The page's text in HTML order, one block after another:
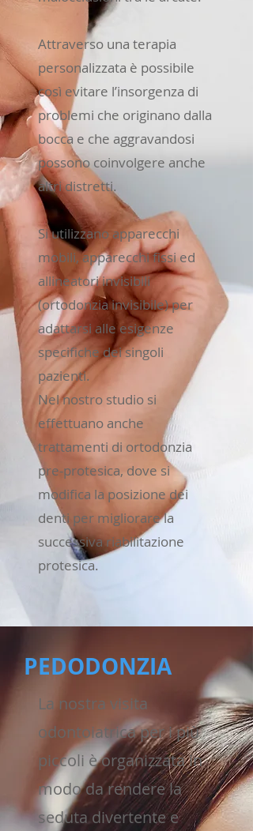
Attraverso una terapia
personalizzata è possibile
così evitare l’insorgenza di
problemi che originano dalla
bocca e che aggravandosi
possono coinvolgere anche
altri distretti.
Si utilizzano apparecchi
mobili, apparecchi fissi ed
allineatori invisibili
(ortodonzia invisibile) per
adattarsi alle esigenze
specifiche dei singoli
pazienti.
Nel nostro studio si
effettuano anche
trattamenti di ortodonzia
pre-protesica, dove si
modifica la posizione dei
denti per migliorare la
successiva riabilitazione
protesica.
PEDODONZIA
La nostra visita
odontoiatrica per i più
piccoli è organizzata in
modo da rendere la
seduta divertente e